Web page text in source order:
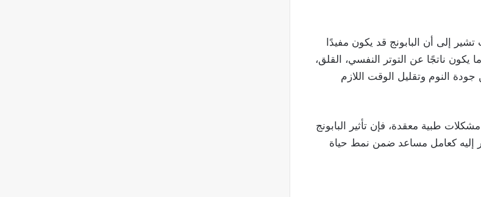
تشير إلى أن البابونج قد يكون مفيدًا
ناتجًا عن التوتر النفسي، القلق،
النوم وتقليل الوقت اللازم
طبية معقدة، فإن تأثير البابونج
إليه كعامل مساعد ضمن نمط حياة